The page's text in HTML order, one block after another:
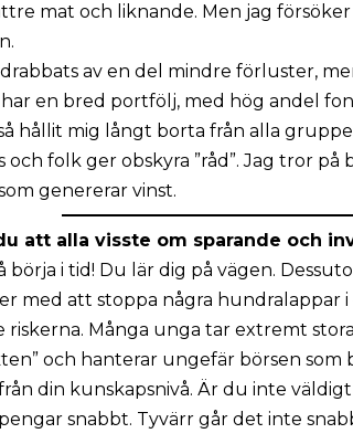
mat och liknande. Men jag
drabbats av en del mindre förluster,
en bred portfölj, med hög andel
hållit mig långt borta från alla
och folk ger obskyra ”råd”. Jag tror
genererar vinst.
att alla visste om sparande och
börja i tid! Du lär dig på vägen.
med att stoppa några hundralappar
riskerna. Många unga tar extremt
och hanterar ungefär börsen
din kunskapsnivå. Är du inte
snabbt. Tyvärr går det inte